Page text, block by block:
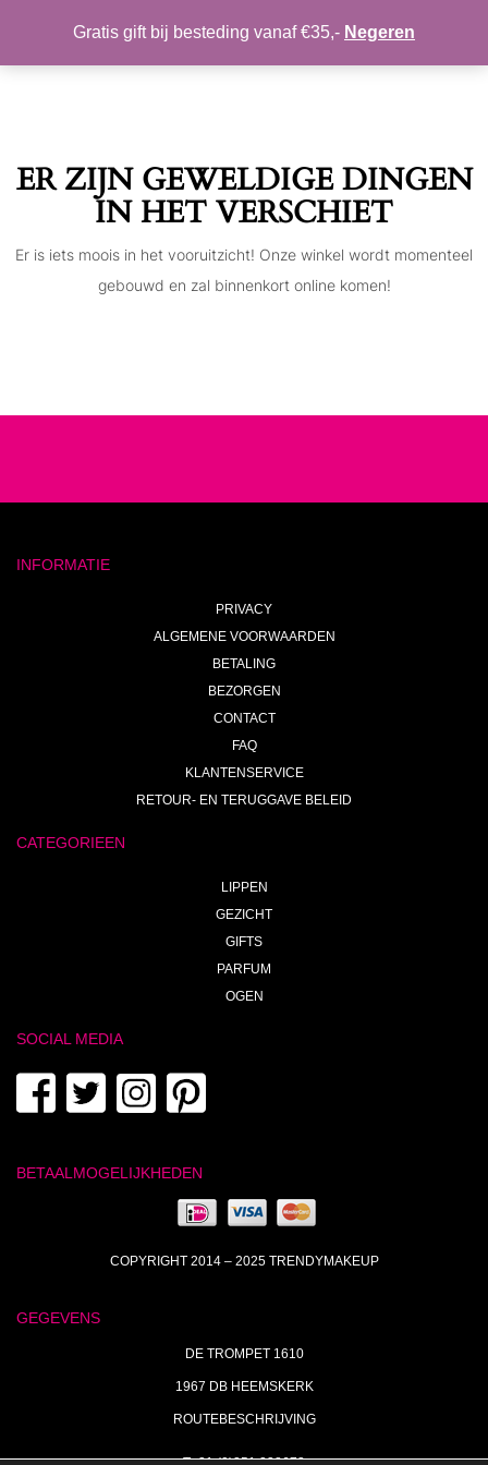
Toggle
MIJN ACCOUNT VERLANGLIJST
ER ZIJN GEWELDIGE DINGEN
IN HET VERSCHIET
Er is iets moois in het vooruitzicht! Onze winkel wordt momenteel
gebouwd en zal binnenkort online komen!
INFORMATIE
PRIVACY
ALGEMENE VOORWAARDEN
BETALING
BEZORGEN
CONTACT
FAQ
KLANTENSERVICE
RETOUR- EN TERUGGAVE BELEID
CATEGORIEEN
LIPPEN
GEZICHT
GIFTS
PARFUM
OGEN
SOCIAL MEDIA
BETAALMOGELIJKHEDEN
COPYRIGHT 2014 – 2025 TRENDYMAKEUP
GEGEVENS
DE TROMPET 1610
1967 DB HEEMSKERK
ROUTEBESCHRIJVING
Gratis gift bij besteding vanaf €35,- Negeren